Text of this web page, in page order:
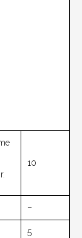
10
–
5